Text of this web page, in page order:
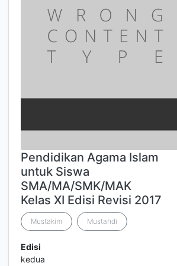
Pendidikan Agama Islam
untuk Siswa
SMA/MA/SMK/MAK
Kelas XI Edisi Revisi 2017
Mustakim Mustahdi
Edisi
kedua